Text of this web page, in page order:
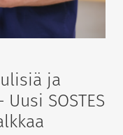
ja
SOSTES